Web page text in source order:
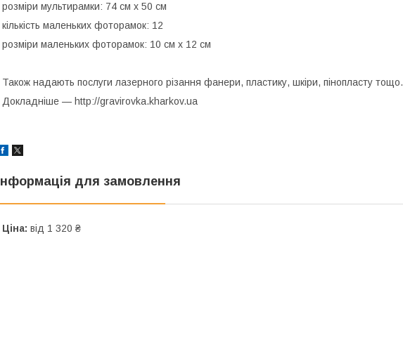
розміри мультирамки: 74 см х 50 см
кількість маленьких фоторамок: 12
розміри маленьких фоторамок: 10 см х 12 см
Також надають послуги лазерного різання фанери, пластику, шкіри, пінопласту тощо.
Докладніше — http://gravirovka.kharkov.ua
Інформація для замовлення
Ціна: від 1 320 ₴